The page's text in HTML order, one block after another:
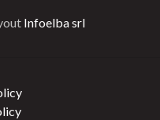
Infoelba srl